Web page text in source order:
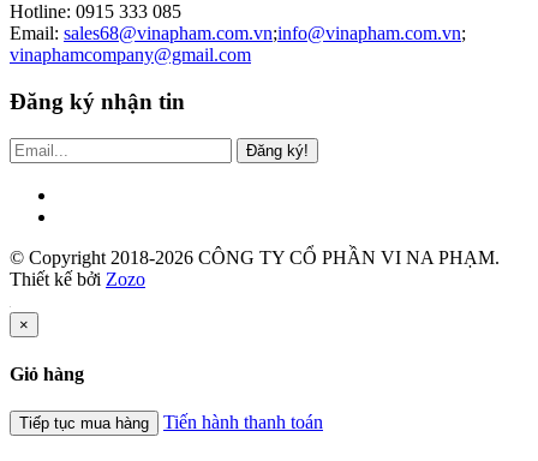
Hotline: 0915 333 085
Email: sales68@vinapham.com.vn;info@vinapham.com.vn;
vinaphamcompany@gmail.com
Đăng ký nhận tin
Đăng ký!
© Copyright 2018-2026 CÔNG TY CỔ PHẦN VI NA PHẠM.
Thiết kế bởi Zozo
×
Giỏ hàng
Tiếp tục mua hàng Tiến hành thanh toán